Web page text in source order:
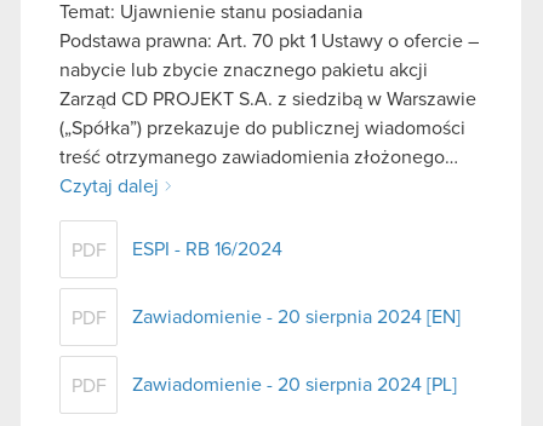
Temat: Ujawnienie stanu posiadania
Podstawa prawna: Art. 70 pkt 1 Ustawy o ofercie –
nabycie lub zbycie znacznego pakietu akcji
Zarząd CD PROJEKT S.A. z siedzibą w Warszawie
(„Spółka”) przekazuje do publicznej wiadomości
treść otrzymanego zawiadomienia złożonego…
Czytaj dalej
PDF ESPI - RB 16/2024
PDF Zawiadomienie - 20 sierpnia 2024 [EN]
PDF Zawiadomienie - 20 sierpnia 2024 [PL]